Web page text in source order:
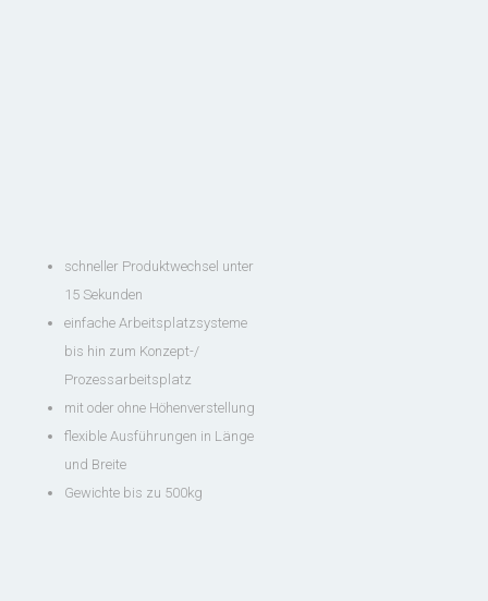
+49 7721 /
29 69 17 30
Maintenance
schneller Produktwechsel unter
15 Sekunden
einfache Arbeitsplatzsysteme
bis hin zum Konzept-/
Prozessarbeitsplatz
mit oder ohne Höhenverstellung
flexible Ausführungen in Länge
und Breite
Gewichte bis zu 500kg